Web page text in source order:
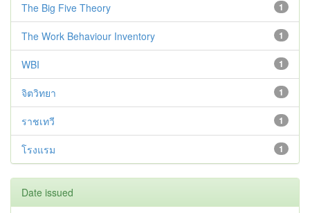
1
The Big Five Theory
1
The Work Behaviour Inventory
1
WBI
1
จิตวิทยา
1
ราชเทวี
1
โรงแรม
Date issued